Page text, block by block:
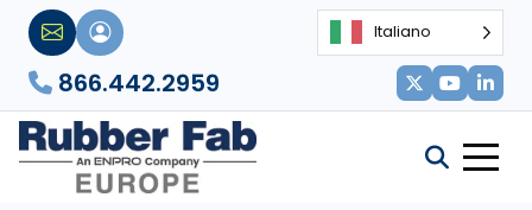
Italiano
866.442.2959